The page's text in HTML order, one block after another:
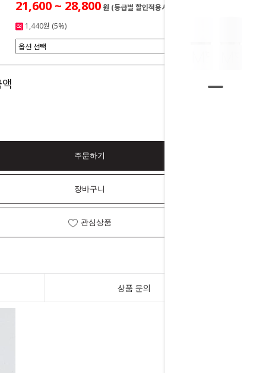
21,600 ~ 28,800원 (등급별 할인적용시)
1,440원 (5%)
0원
주문하기
장바구니
관심상품
상품 문의